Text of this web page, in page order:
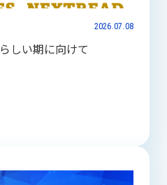
2026.07.08
しい期に向けて